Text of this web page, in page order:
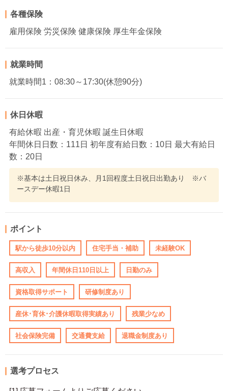
各種保険
雇用保険 労災保険 健康保険 厚生年金保険
就業時間
就業時間1：08:30～17:30(休憩90分)
休日休暇
有給休暇 出産・育児休暇 誕生日休暇
年間休日日数：111日 初年度有給日数：10日 最大有給日
数：20日
※基本は土日祝日休み、月1回程度土日祝日出勤あり ※バ
ースデー休暇1日
ポイント
駅から徒歩10分以内 住宅手当・補助 未経験OK
高収入 年間休日110日以上 日勤のみ
資格取得サポート 研修制度あり
産休･育休･介護休暇取得実績あり 残業少なめ
社会保険完備 交通費支給 退職金制度あり
選考プロセス